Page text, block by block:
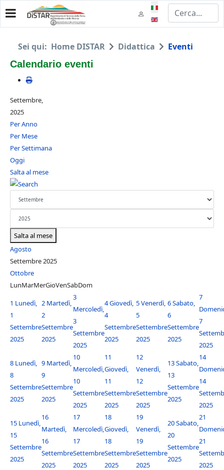
Seleziona la tua lingua
Sei qui: Home DISTAR Didattica
Eventi
Calendario eventi
Settembre,
2025
Per Anno
Per Mese
Per Settimana
Oggi
Salta al mese
Salta al mese
Agosto
Settembre 2025
Ottobre
LunMarMerGioVenSabDom
1 Lunedì,
1
Settembre
2025
2 Martedì,
2
Settembre
2025
3
Mercoledì,
3
Settembre
2025
4Giovedì,
4
Settembre
2025
5Venerdì,
5
Settembre
2025
6Sabato,
6
Settembre
2025
7
7
2025
8 Lunedì,
8
Settembre
2025
9 Martedì,
9
Settembre
2025
10
Mercoledì,
10
Settembre
2025
11
Giovedì,
11
Settembre
2025
12
Venerdì,
12
Settembre
2025
13Sabato,
13
Settembre
2025
14
14
2025
15 Lunedì,
15
Settembre
2025
16
Martedì,
16
Settembre
2025
17
Mercoledì,
17
Settembre
2025
18
Giovedì,
18
Settembre
2025
19
Venerdì,
19
Settembre
2025
20Sabato,
20
Settembre
2025
21
21
2025